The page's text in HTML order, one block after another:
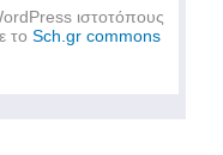
ιστοτόπους
το Sch.gr commons